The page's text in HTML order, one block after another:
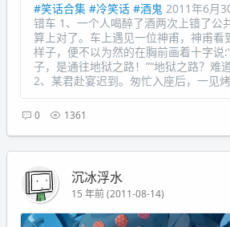
#笑话合集 #冷笑话 #酒鬼 2011年6月
错车 1、一个人喝醉了酒两次上错了公
算上对了。车上遇见一位神甫，神甫看
样子，便不以为然的在胸前画着十字说
子，是通往地狱之路！”“地狱之路？难
2、某君赴宴迟到。匆忙入座后，一见
0 1361
沉冰浮水
15 年前 (2011-08-14)